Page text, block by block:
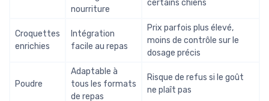
nourriture
certains chiens
Croquettes
enrichies
Intégration
facile au repas
Prix parfois plus élevé,
moins de contrôle sur le
dosage précis
Poudre
Adaptable à
tous les formats
de repas
Risque de refus si le goût
ne plaît pas